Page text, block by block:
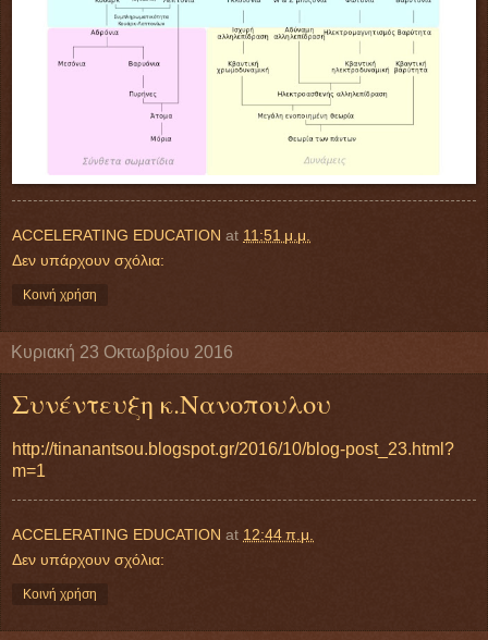
ACCELERATING EDUCATION at 11:51 μ.μ.
Δεν υπάρχουν σχόλια:
Κοινή χρήση
Κυριακή 23 Οκτωβρίου 2016
Συνέντευξη κ.Νανοπουλου
http://tinanantsou.blogspot.gr/2016/10/blog-post_23.html?
m=1
ACCELERATING EDUCATION at 12:44 π.μ.
Δεν υπάρχουν σχόλια:
Κοινή χρήση